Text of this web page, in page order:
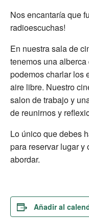
Nos encantaría que
radioescuchas!
En nuestra sala de
tenemos una
podemos charlar los
aire libre. Nuestro
salon de trabajo y
de reunirnos y
Lo único que debes
para reservar lugar
abordar.
Añadir al